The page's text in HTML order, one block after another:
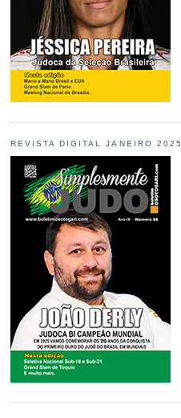
REVISTA DIGITAL JANEIRO 2025